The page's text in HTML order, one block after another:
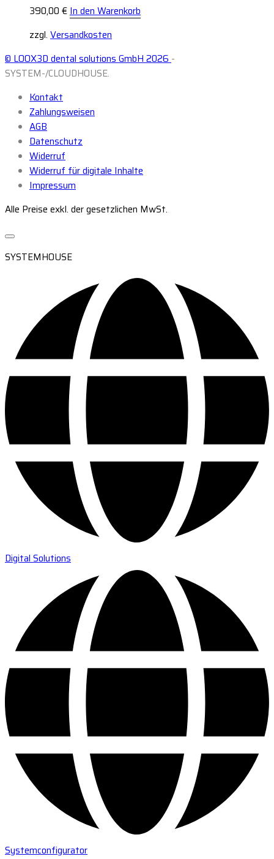
390,00 €In den Warenkorb
zzgl. Versandkosten
© LOOX3D dental solutions GmbH 2026-
SYSTEM-/CLOUDHOUSE.
Kontakt
Zahlungsweisen
AGB
Datenschutz
Widerruf
Widerruf für digitale Inhalte
Impressum
Alle Preise exkl. der gesetzlichen MwSt.
SYSTEMHOUSE
Digital Solutions
Systemconfigurator